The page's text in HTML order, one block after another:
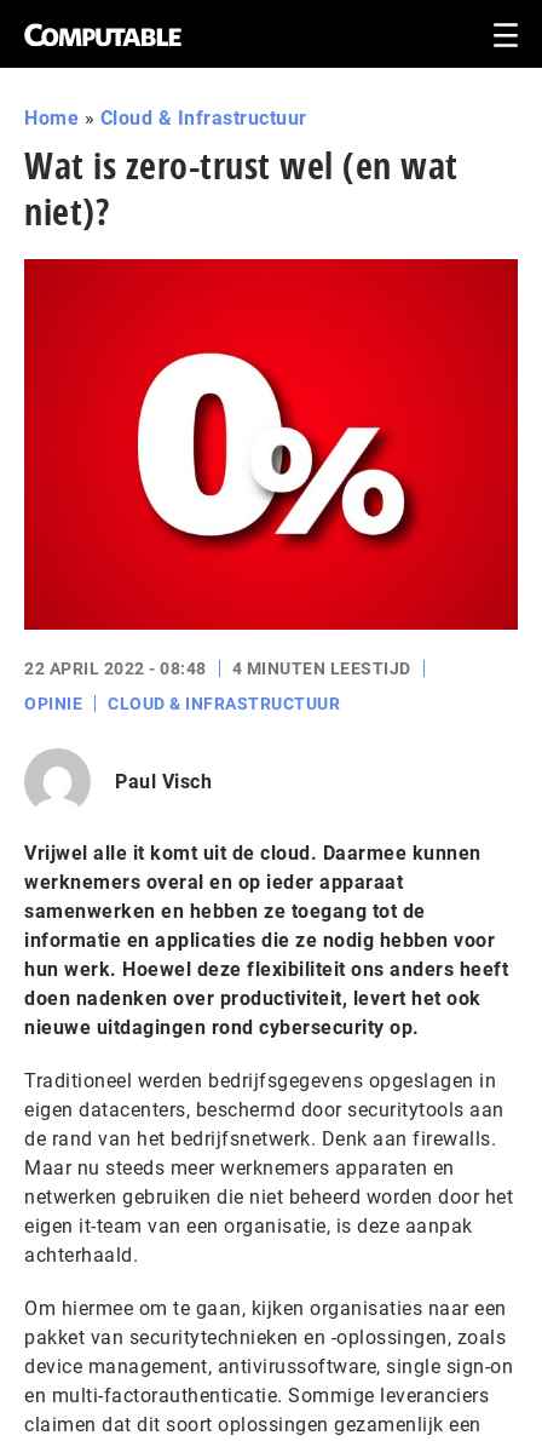
Home » Cloud & Infrastructuur
Wat is zero-trust wel (en wat
niet)?
22 APRIL 2022 - 08:48
4 MINUTEN LEESTIJD
OPINIE
CLOUD & INFRASTRUCTUUR
Paul Visch
Vrijwel alle it komt uit de cloud. Daarmee kunnen
werknemers overal en op ieder apparaat
samenwerken en hebben ze toegang tot de
informatie en applicaties die ze nodig hebben voor
hun werk. Hoewel deze flexibiliteit ons anders heeft
doen nadenken over productiviteit, levert het ook
nieuwe uitdagingen rond cybersecurity op.
Traditioneel werden bedrijfsgegevens opgeslagen in
eigen datacenters, beschermd door securitytools aan
de rand van het bedrijfsnetwerk. Denk aan firewalls.
Maar nu steeds meer werknemers apparaten en
netwerken gebruiken die niet beheerd worden door het
eigen it-team van een organisatie, is deze aanpak
achterhaald.
Om hiermee om te gaan, kijken organisaties naar een
pakket van securitytechnieken en -oplossingen, zoals
device management, antivirussoftware, single sign-on
en multi-factorauthenticatie. Sommige leveranciers
claimen dat dit soort oplossingen gezamenlijk een